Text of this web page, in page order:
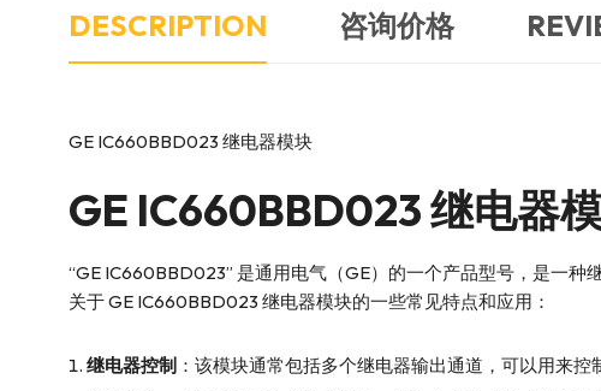
DESCRIPTION 咨询价格
GE IC660BBD023 继电器模块
GE IC660BBD023 继电器
“GE IC660BBD023” 是通用电气（GE）的一个产品型号，是一
关于 GE IC660BBD023 继电器模块的一些常见特点和应用：
继电器控制 ：该模块通常包括多个继电器输出通道，可以用来